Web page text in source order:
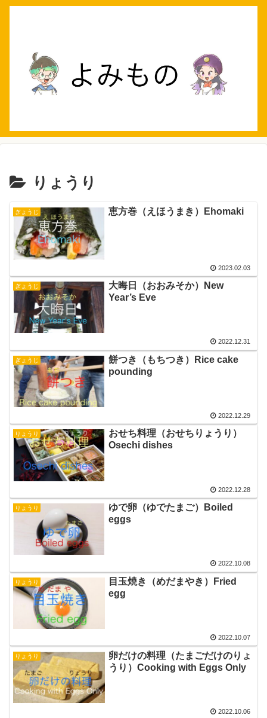
りょうり
ぎょうじ 恵方巻（えほうまき）Ehomaki
2023.02.03
ぎょうじ
大晦日（おおみそか）New
Year’s Eve
2022.12.31
ぎょうじ
餅つき（もちつき）Rice cake
pounding
2022.12.29
りょうり
おせち料理（おせちりょうり）
Osechi dishes
2022.12.28
りょうり
ゆで卵（ゆでたまご）Boiled
eggs
2022.10.08
りょうり
目玉焼き（めだまやき）Fried
egg
2022.10.07
りょうり
卵だけの料理（たまごだけのりょ
うり）Cooking with Eggs Only
2022.10.06